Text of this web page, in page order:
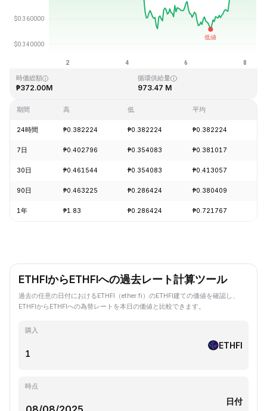
時価総額
₱372.00M
循環供給量
973.47 M
期間 高 低 平均
24時間 ₱0.382224 ₱0.382224 ₱0.382224
7日 ₱0.402796 ₱0.354083 ₱0.381017
30日 ₱0.461544 ₱0.354083 ₱0.413057
90日 ₱0.463225 ₱0.286424 ₱0.380409
1年 ₱1.83 ₱0.286424 ₱0.721767
ETHFIからETHFIへの過去レート計算ツール
過去の任意の日付におけるETHFI（ether.fi）のETHFI建ての価値を確認し、
ETHFIからETHFIへの為替レートを本日の価値と比較できます。
購入
ETHFI
時点
日付